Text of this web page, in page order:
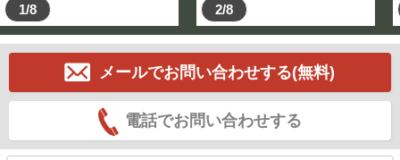
1/8 2/8
メールでお問い合わせする(無料)
電話でお問い合わせする